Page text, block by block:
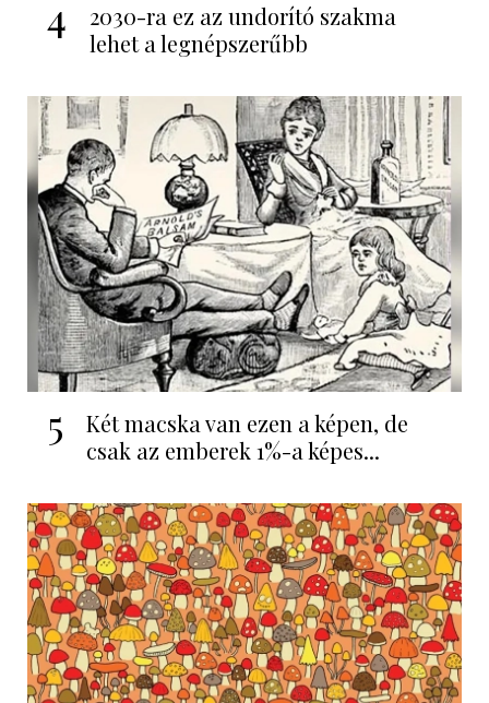
4
2030-ra ez az undorító szakma
lehet a legnépszerűbb
5
Két macska van ezen a képen, de
csak az emberek 1%-a képes...